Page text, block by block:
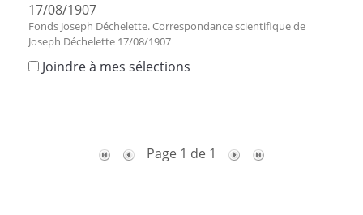
17/08/1907
Fonds Joseph Déchelette. Correspondance scientifique de
Joseph Déchelette 17/08/1907
Joindre à mes sélections
Page 1 de 1